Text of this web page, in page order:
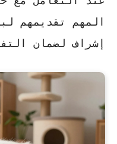
المهم تقديمهم
إشراف لضمان